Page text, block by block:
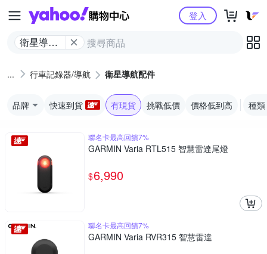
Yahoo購物中心
衛星導航
登入
行車記錄器/導航 衛星導航配件
品牌 快速到貨 有現貨 挑戰低價 價格低到高 種類
聯名卡最高回饋7%
GARMIN Varia RTL515 智慧雷達尾燈
$6,990
聯名卡最高回饋7%
GARMIN Varia RVR315 智慧雷達